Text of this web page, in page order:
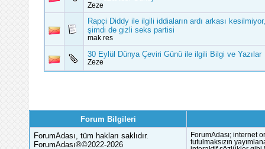
Zeze
Rapçi Diddy ile ilgili iddiaların ardı arkası kesilmiyor,
şimdi de gizli seks partisi
mak res
30 Eylül Dünya Çeviri Günü ile ilgili Bilgi ve Yazılar
Zeze
Forum Bilgileri
ForumAdası, tüm hakları saklıdır.
ForumAdası®©2022-2026
ForumAdası; internet
tutulmaksızın